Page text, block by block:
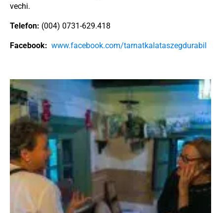
vechi.
Telefon: (004) 0731-629.418
Facebook: www.facebook.com/tarnatkalataszegdurabil